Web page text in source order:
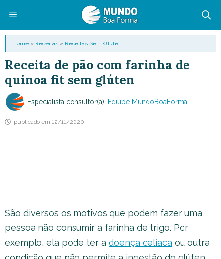
conteúdo
Menu
Home » Receitas » Receitas Sem Glúten
Receita de pão com farinha de
quinoa fit sem glúten
Especialista consultor(a): Equipe MundoBoaForma
publicado em 12/11/2020
São diversos os motivos que podem fazer uma
pessoa não consumir a farinha de trigo. Por
exemplo, ela pode ter a doença celíaca ou outra